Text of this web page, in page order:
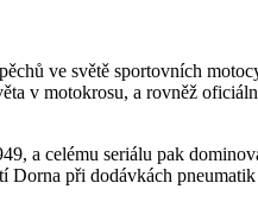
ve světě sportovních
v motokrosu, a rovněž
a celému seriálu pak
při dodávkách